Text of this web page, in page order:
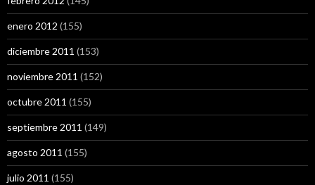
enero 2012 (155)
diciembre 2011 (153)
noviembre 2011 (152)
octubre 2011 (155)
septiembre 2011 (149)
agosto 2011 (155)
julio 2011 (155)